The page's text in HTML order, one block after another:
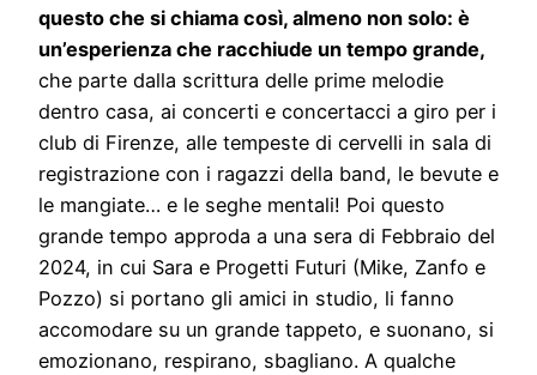
questo che si chiama così, almeno non solo: è
un’esperienza che racchiude un tempo grande,
che parte dalla scrittura delle prime melodie
dentro casa, ai concerti e concertacci a giro per i
club di Firenze, alle tempeste di cervelli in sala di
registrazione con i ragazzi della band, le bevute e
le mangiate… e le seghe mentali! Poi questo
grande tempo approda a una sera di Febbraio del
2024, in cui Sara e Progetti Futuri (Mike, Zanfo e
Pozzo) si portano gli amici in studio, li fanno
accomodare su un grande tappeto, e suonano, si
emozionano, respirano, sbagliano. A qualche